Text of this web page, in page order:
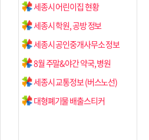
세종시 어린이집 현황
세종시 학원, 공방 정보
세종시 공인중개사무소 정보
8월 주말&야간 약국, 병원
세종시 교통정보 (버스노선)
대형폐기물 배출스티커